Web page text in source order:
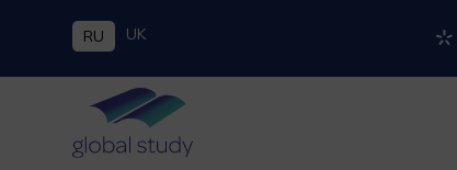
RU UK